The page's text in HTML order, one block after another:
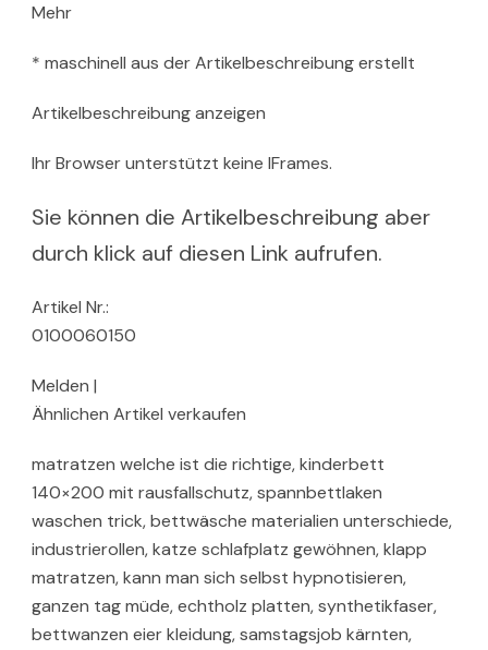
Mehr
* maschinell aus der Artikelbeschreibung erstellt
Artikelbeschreibung anzeigen
Ihr Browser unterstützt keine IFrames.
Sie können die Artikelbeschreibung aber
durch klick auf diesen Link aufrufen.
Artikel Nr.:
0100060150
Melden |
Ähnlichen Artikel verkaufen
matratzen welche ist die richtige, kinderbett
140×200 mit rausfallschutz, spannbettlaken
waschen trick, bettwäsche materialien unterschiede,
industrierollen, katze schlafplatz gewöhnen, klapp
matratzen, kann man sich selbst hypnotisieren,
ganzen tag müde, echtholz platten, synthetikfaser,
bettwanzen eier kleidung, samstagsjob kärnten,